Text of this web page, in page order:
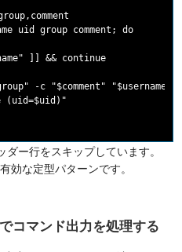
uid group comment; do
]] && continue
-c "$comment" "$username"
(uid=$uid)"
ダー行をスキップしています。
効な定型パターンです。
コマンド出力を処理する